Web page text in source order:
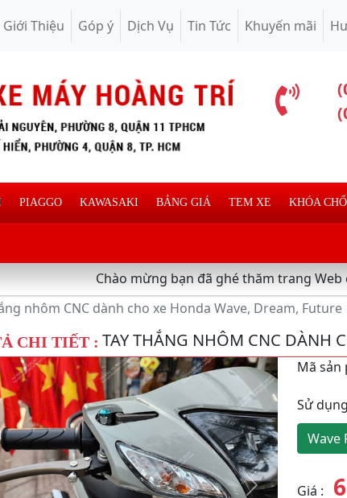
Giới Thiệu Góp ý Dịch Vụ Tin Tức Khuyến mãi
PIAGGO KAWASAKI BẢNG GIÁ TEM XE KHÓA
Chào mừng bạn đã ghé thăm trang Web chuyên
nhôm CNC dành cho xe Honda Wave, Dream, Future
CHI TIẾT : TAY THẮNG NHÔM CNC DÀNH
Tiếp
Mã sản
Sử
Wave
Giá :